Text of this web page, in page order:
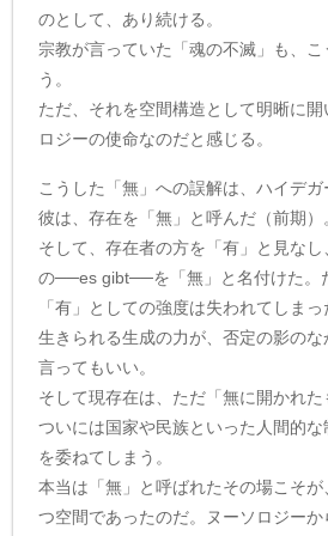
のとして、あり続ける。
宗教が言っていた「魂の不滅」も、
う。
ただ、それを空間構造として明晰に
ロジーの使命なのだと感じる。
こうした「無」への誤解は、ハイデガ
彼は、存在を「無」と呼んだ（前期）
そして、存在者の方を「有」と見な
の──es gibt──を「無」と名付けた。
「有」としての強度は失われてしまっ
生きられる生成の力が、否定の影のな
言ってもいい。
そして現存在は、ただ「無に開かれた
ついには国家や民族といった人間的
を委ねてしまう。
本当は「無」と呼ばれたその場こそ
つ空間であったのだ。ヌーソロジー